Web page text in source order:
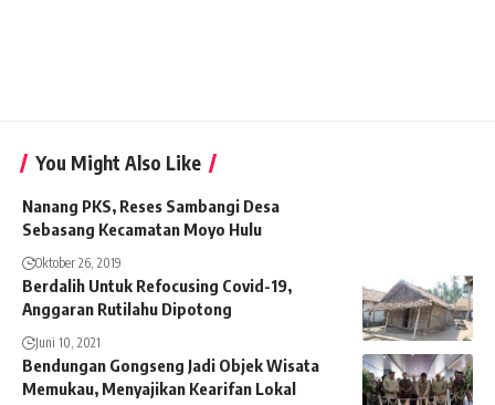
You Might Also Like
Nanang PKS, Reses Sambangi Desa
Sebasang Kecamatan Moyo Hulu
Oktober 26, 2019
Berdalih Untuk Refocusing Covid-19,
Anggaran Rutilahu Dipotong
Juni 10, 2021
Bendungan Gongseng Jadi Objek Wisata
Memukau, Menyajikan Kearifan Lokal